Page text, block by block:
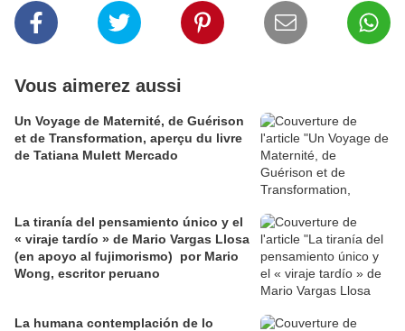
Vous aimerez aussi
Un Voyage de Maternité, de Guérison
et de Transformation, aperçu du livre
de Tatiana Mulett Mercado
La tiranía del pensamiento único y el
« viraje tardío » de Mario Vargas Llosa
(en apoyo al fujimorismo) por Mario
Wong, escritor peruano
La humana contemplación de lo